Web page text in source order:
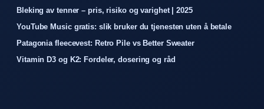
Bleking av tenner – pris, risiko og varighet | 2025
YouTube Music gratis: slik bruker du tjenesten uten å betale
Patagonia fleecevest: Retro Pile vs Better Sweater
Vitamin D3 og K2: Fordeler, dosering og råd